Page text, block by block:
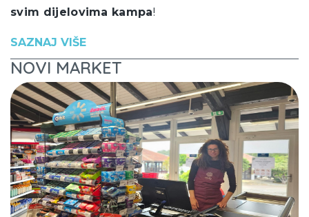
svim dijelovima kampa!
SAZNAJ VIŠE
NOVI MARKET